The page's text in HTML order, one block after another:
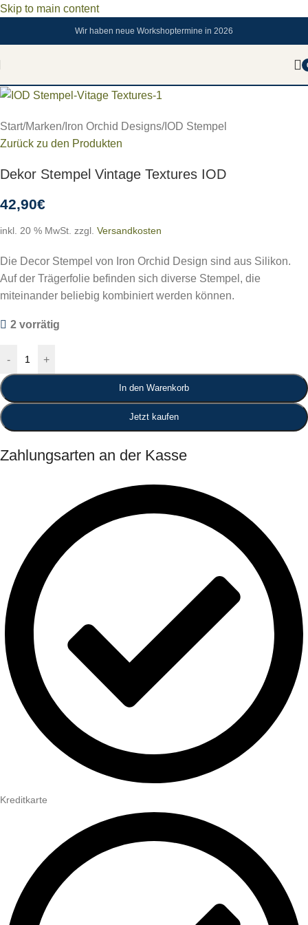
Skip to main content
Wir haben neue Workshoptermine in 2026
Start/Marken/Iron Orchid Designs/IOD Stempel
Zurück zu den Produkten
Dekor Stempel Vintage Textures IOD
42,90€
inkl. 20 % MwSt. zzgl. Versandkosten
Die Decor Stempel von Iron Orchid Design sind aus Silikon.
Auf der Trägerfolie befinden sich diverse Stempel, die
miteinander beliebig kombiniert werden können.
2 vorrätig
- +
In den Warenkorb
Jetzt kaufen
Zahlungsarten an der Kasse
Kreditkarte